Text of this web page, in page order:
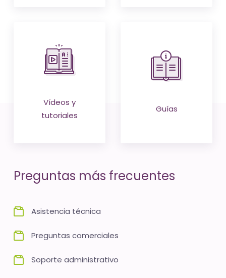
Vídeos y
tutoriales
Guías
Preguntas más frecuentes
Asistencia técnica
Preguntas comerciales
Soporte administrativo